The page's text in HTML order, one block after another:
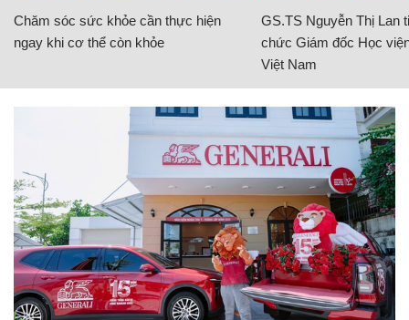
Chăm sóc sức khỏe cần thực hiện
ngay khi cơ thể còn khỏe
GS.TS Nguyễn Thị Lan
chức Giám đốc Học
Việt Nam